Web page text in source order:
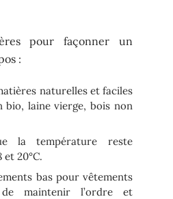
pour façonner un
:
naturelles et faciles
bio, laine vierge, bois non
la température reste
20°C.
bas pour vêtements
maintenir l’ordre et